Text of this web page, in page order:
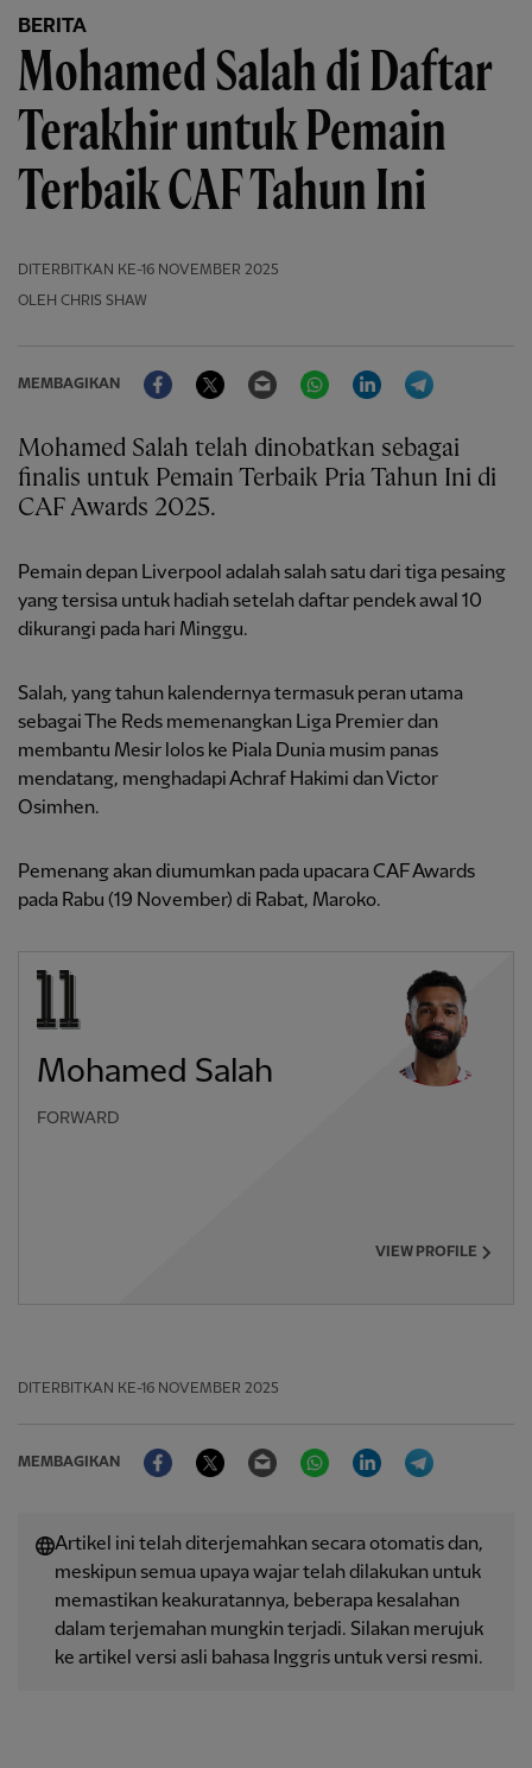
BERITA
Mohamed Salah di Daftar
Terakhir untuk Pemain
Terbaik CAF Tahun Ini
DITERBITKAN KE-16 NOVEMBER 2025
OLEH CHRIS SHAW
MEMBAGIKAN
FacebookTwitter Email WhatsAppLinkedIn
Mohamed Salah telah dinobatkan sebagai
finalis untuk Pemain Terbaik Pria Tahun Ini di
CAF Awards 2025.
Pemain depan Liverpool adalah salah satu dari tiga pesaing
yang tersisa untuk hadiah setelah daftar pendek awal 10
dikurangi pada hari Minggu.
Salah, yang tahun kalendernya termasuk peran utama
sebagai The Reds memenangkan Liga Premier dan
membantu Mesir lolos ke Piala Dunia musim panas
mendatang, menghadapi Achraf Hakimi dan Victor
Osimhen.
Pemenang akan diumumkan pada upacara CAF Awards
pada Rabu (19 November) di Rabat, Maroko.
Mohamed Salah
FORWARD
VIEW PROFILE
DITERBITKAN KE-16 NOVEMBER 2025
MEMBAGIKAN
FacebookTwitter Email WhatsAppLinkedIn
Artikel ini telah diterjemahkan secara otomatis dan,
meskipun semua upaya wajar telah dilakukan untuk
memastikan keakuratannya, beberapa kesalahan
dalam terjemahan mungkin terjadi. Silakan merujuk
ke artikel versi asli bahasa Inggris untuk versi resmi.